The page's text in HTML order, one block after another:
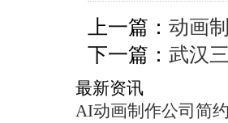
上一篇： 动画
下一篇： 武汉
最新资讯
AI动画制作公司简